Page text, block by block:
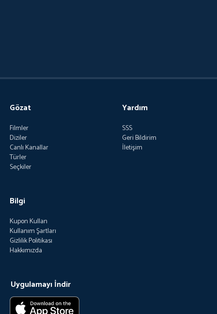
Gözat
Filmler
Diziler
Canlı Kanallar
Türler
Seçkiler
Yardım
SSS
Geri Bildirim
İletişim
Bilgi
Kupon Kullan
Kullanım Şartları
Gizlilik Politikası
Hakkımızda
Uygulamayı İndir